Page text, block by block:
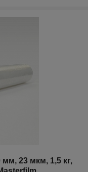
23 мкм, 1,5 кг,